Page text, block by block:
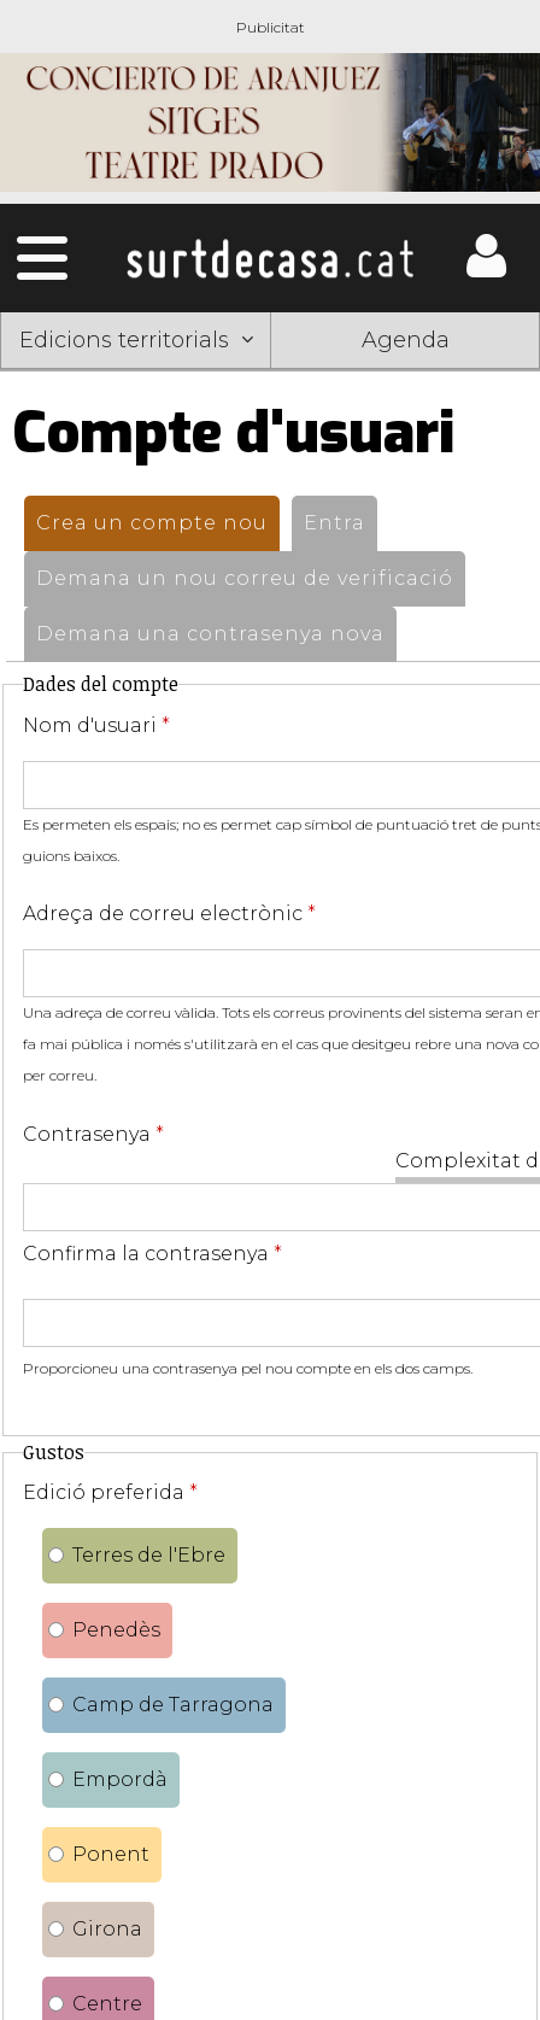
Edicions territorials Agenda
Compte d'usuari
Pestanyes
primàries
Crea un compte nou (pestanya activa)
Entra
Demana un nou correu de verificació
Demana una contrasenya nova
Dades del compte
Nom d'usuari *
Es permeten els espais; no es permet cap símbol de puntuació tret de
guions baixos.
Adreça de correu electrònic *
Una adreça de correu vàlida. Tots els correus provinents del sistema seran
fa mai pública i només s'utilitzarà en el cas que desitgeu rebre una nova
per correu.
Complexitat
Contrasenya *
Confirma la contrasenya *
Proporcioneu una contrasenya pel nou compte en els dos camps.
Gustos
Edició preferida *
Terres de l'Ebre
Penedès
Camp de Tarragona
Empordà
Ponent
Girona
Centre